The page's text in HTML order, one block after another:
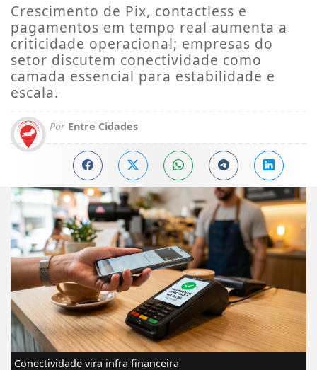
Crescimento de Pix, contactless e
pagamentos em tempo real aumenta a
criticidade operacional; empresas do
setor discutem conectividade como
camada essencial para estabilidade e
escala.
Por Entre Cidades
Conectividade vira infra financeira